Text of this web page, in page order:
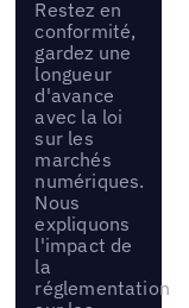
Restez en
conformité,
gardez une
longueur
d'avance
avec la loi
sur les
marchés
numériques.
Nous
expliquons
l'impact de
la
réglementation